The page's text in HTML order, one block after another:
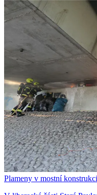
Plameny v mostní